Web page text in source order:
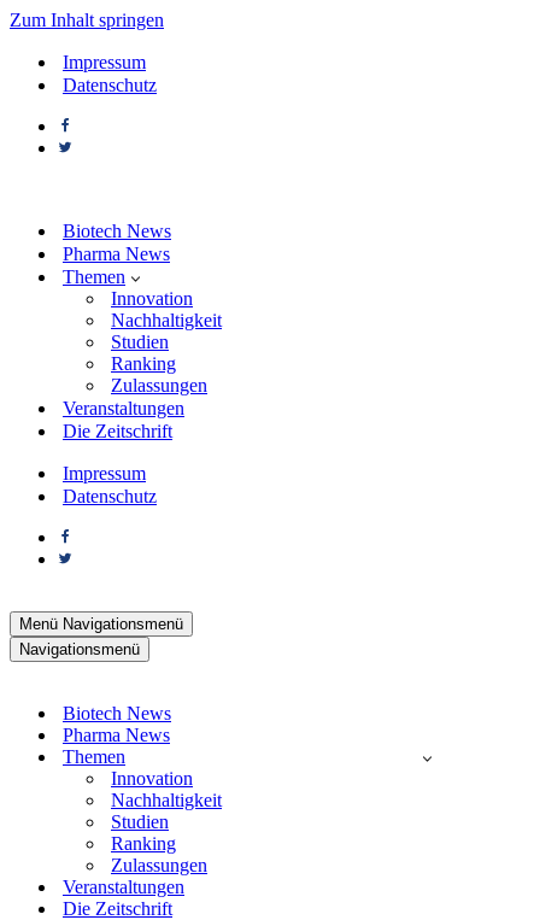
Zum Inhalt springen
Impressum
Datenschutz
Biotech News
Pharma News
Themen
Innovation
Nachhaltigkeit
Studien
Ranking
Zulassungen
Veranstaltungen
Die Zeitschrift
Impressum
Datenschutz
Menü Navigationsmenü
Navigationsmenü
Biotech News
Pharma News
Themen
Innovation
Nachhaltigkeit
Studien
Ranking
Zulassungen
Veranstaltungen
Die Zeitschrift